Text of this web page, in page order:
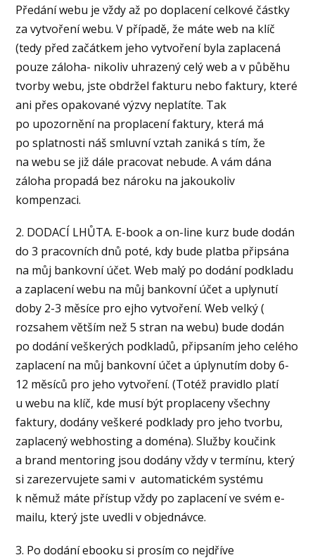
Předání webu je vždy až po doplacení celkové částky
za vytvoření webu. V případě, že máte web na klíč
(tedy před začátkem jeho vytvoření byla zaplacená
pouze záloha- nikoliv uhrazený celý web a v půběhu
tvorby webu, jste obdržel fakturu nebo faktury, které
ani přes opakované výzvy neplatíte. Tak
po upozornění na proplacení faktury, která má
po splatnosti náš smluvní vztah zaniká s tím, že
na webu se již dále pracovat nebude. A vám dána
záloha propadá bez nároku na jakoukoliv
kompenzaci.
2. DODACÍ LHŮTA. E-book a on-line kurz bude dodán
do 3 pracovních dnů poté, kdy bude platba připsána
na můj bankovní účet. Web malý po dodání podkladu
a zaplacení webu na můj bankovní účet a uplynutí
doby 2-3 měsíce pro ejho vytvoření. Web velký (
rozsahem větším než 5 stran na webu) bude dodán
po dodání veškerých podkladů, připsaním jeho celého
zaplacení na můj bankovní účet a úplynutím doby 6-
12 měsíců pro jeho vytvoření. (Totéž pravidlo platí
u webu na klíč, kde musí být proplaceny všechny
faktury, dodány veškeré podklady pro jeho tvorbu,
zaplacený webhosting a doména). Služby koučink
a brand mentoring jsou dodány vždy v termínu, který
si zarezervujete sami v automatickém systému
k němuž máte přístup vždy po zaplacení ve svém e-
mailu, který jste uvedli v objednávce.
3. Po dodání ebooku si prosím co nejdříve